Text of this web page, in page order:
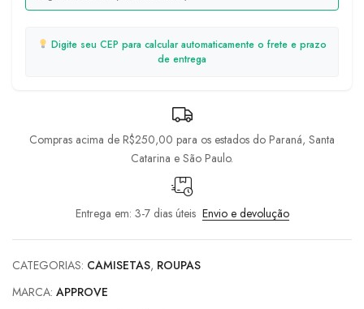
Digite seu CEP para calcular automaticamente o frete e prazo
de entrega
Compras acima de R$250,00 para os estados do Paraná, Santa
Catarina e São Paulo.
Entrega em: 3-7 dias úteis Envio e devolução
CATEGORIAS: CAMISETAS, ROUPAS
MARCA: APPROVE